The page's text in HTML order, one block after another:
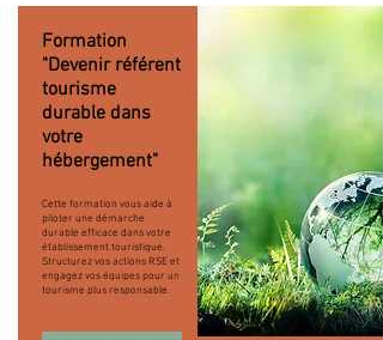
Formation
"Devenir référent
tourisme
durable dans
votre
hébergement"
Cette formation vous aide à
piloter une démarche
durable efficace dans votre
établissement touristique.
Structurez vos actions RSE et
engagez vos équipes pour un
tourisme plus responsable.